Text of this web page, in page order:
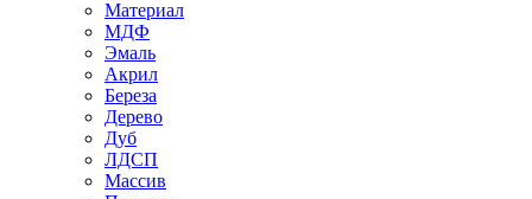
Материал
МДФ
Эмаль
Акрил
Береза
Дерево
Дуб
ЛДСП
Массив